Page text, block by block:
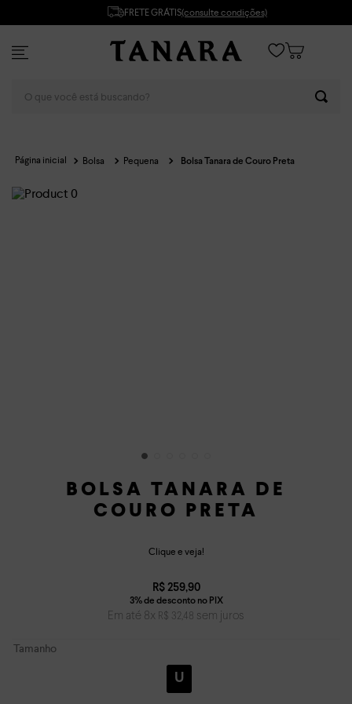
FRETE GRÁTIS(consulte condições)
Bolsa Pequena Bolsa Tanara de Couro Preta
BOLSA TANARA DE
COURO PRETA
Clique e veja!
R$ 259,90
Em até 8x R$ 32,48 sem juros
Tamanho
U